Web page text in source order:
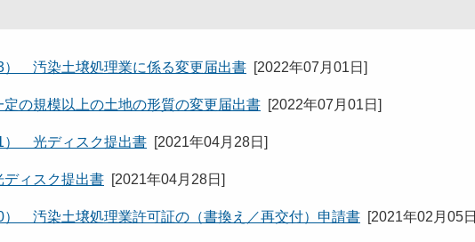
） 汚染土壌処理業に係る変更届出書 [2022年07月01日 ]
の規模以上の土地の形質の変更届出書 [2022年07月01日 ]
） 光ディスク提出書 [2021年04月28日 ]
ィスク提出書 [2021年04月28日 ]
） 汚染土壌処理業許可証の（書換え／再交付）申請書 [2021年02月05日